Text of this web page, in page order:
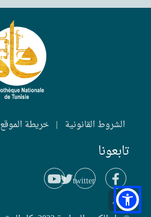
الشروط القانونية | خريطة الموقع
تابعونا
twitter